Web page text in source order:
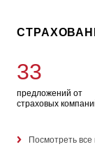
33
предложений от
страховых
Посмотреть